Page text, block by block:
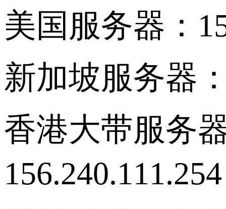
美国服务器：
新加坡服务器
香港大带服务